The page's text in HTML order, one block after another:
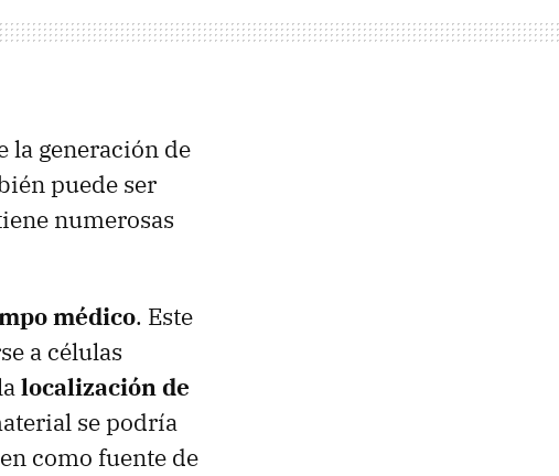
la generación de
puede ser
numerosas
médico. Este
a células
localización de
se podría
como fuente de